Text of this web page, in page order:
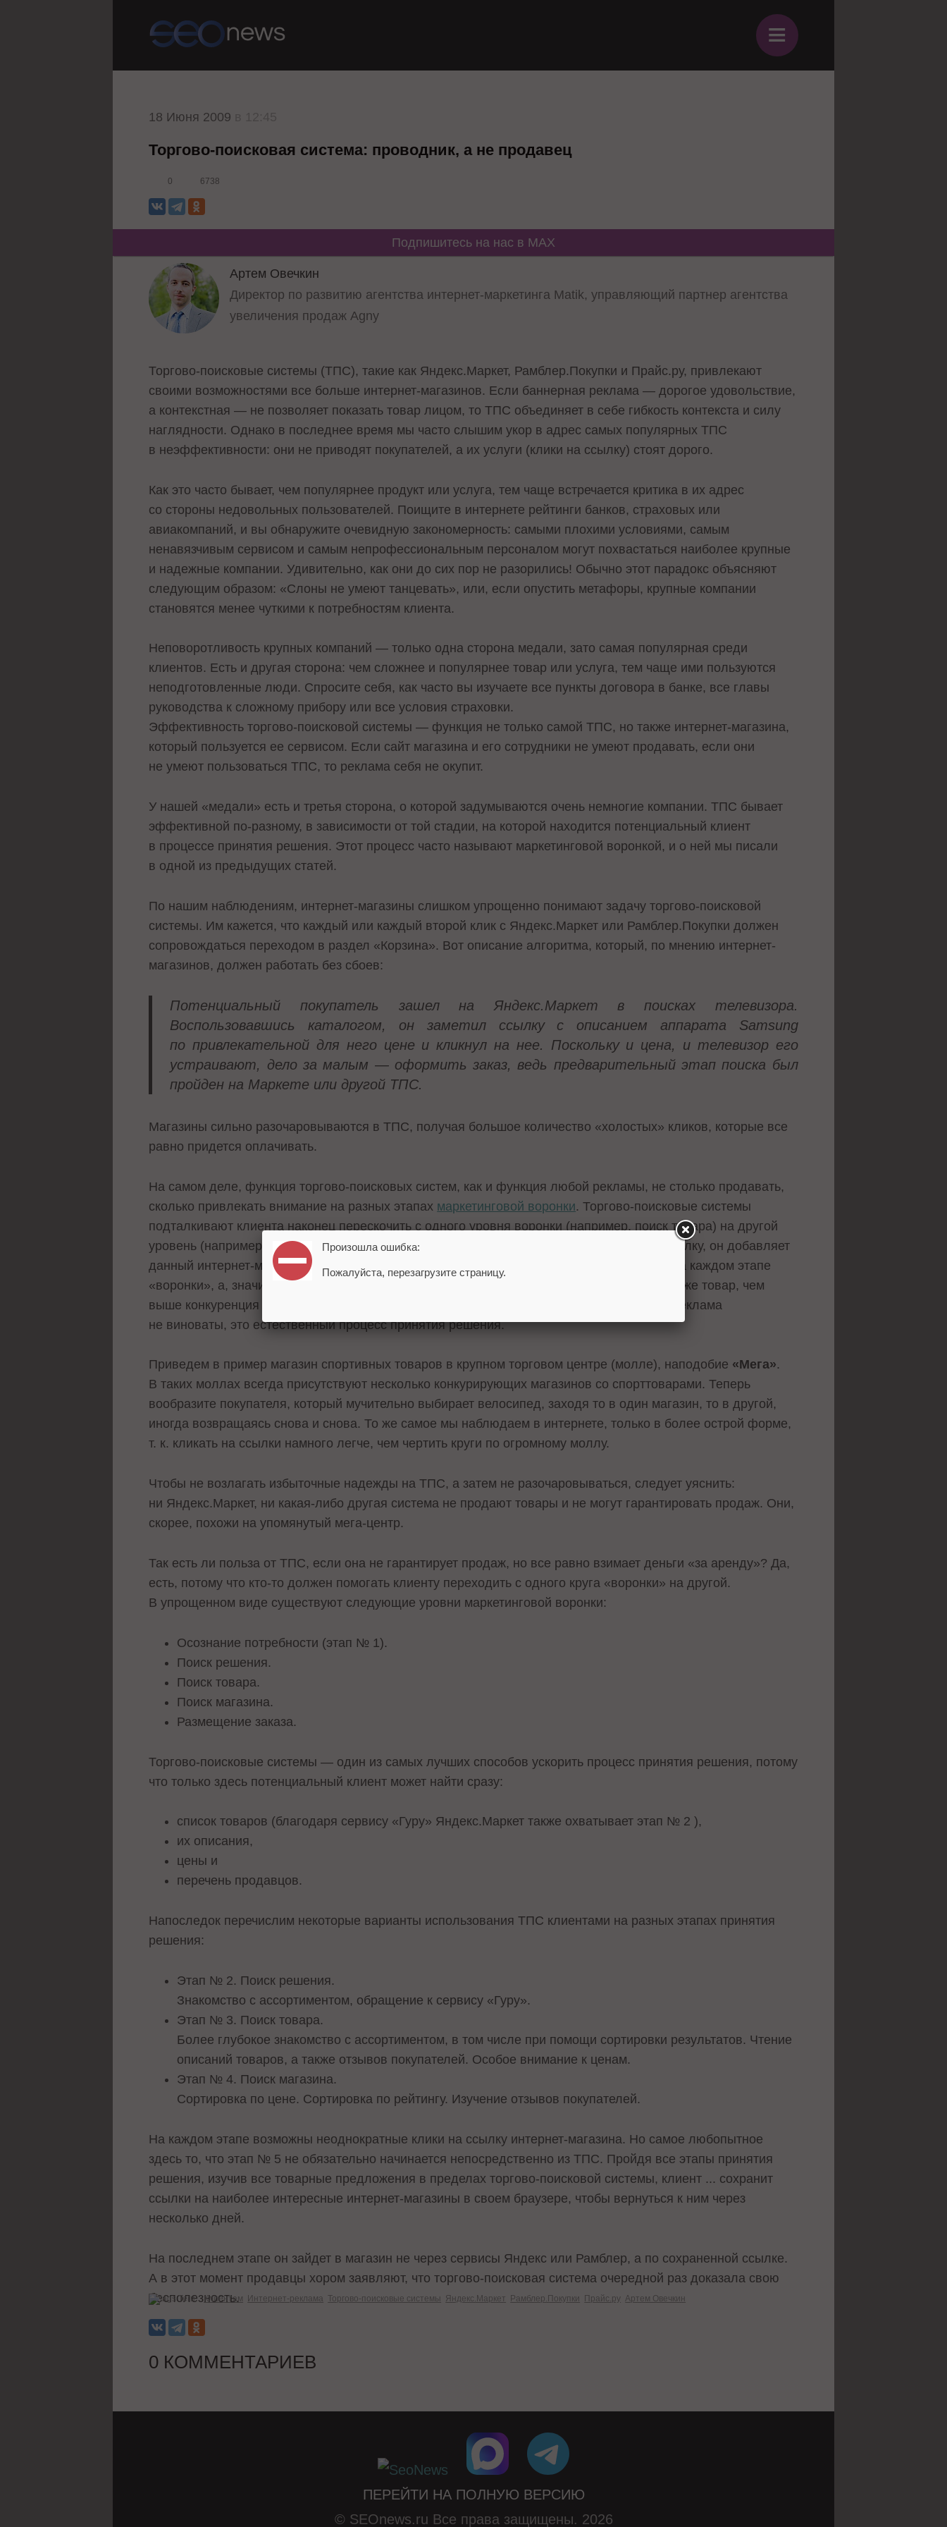
≡
18 Июня 2009
Торгово-поисковая система: проводник, а не продавец
0 6738
Подпишитесь на нас в MAX
Артем Овечкин
Директор по развитию агентства интернет-маркетинга Matik, управляющий партнер агентства
увеличения продаж Agny
Торгово-поисковые системы (ТПС), такие как Яндекс.Маркет, Рамблер.Покупки и Прайс.ру, привлекают
своими возможностями все больше интернет-магазинов. Если баннерная реклама — дорогое удовольствие,
а контекстная — не позволяет показать товар лицом, то ТПС объединяет в себе гибкость контекста и силу
наглядности. Однако в последнее время мы часто слышим укор в адрес самых популярных ТПС
в неэффективности: они не приводят покупателей, а их услуги (клики на ссылку) стоят дорого.
Как это часто бывает, чем популярнее продукт или услуга, тем чаще встречается критика в их адрес
со стороны недовольных пользователей. Поищите в интернете рейтинги банков, страховых или
авиакомпаний, и вы обнаружите очевидную закономерность: самыми плохими условиями, самым
ненавязчивым сервисом и самым непрофессиональным персоналом могут похвастаться наиболее крупные
и надежные компании. Удивительно, как они до сих пор не разорились! Обычно этот парадокс объясняют
следующим образом: «Слоны не умеют танцевать», или, если опустить метафоры, крупные компании
становятся менее чуткими к потребностям клиента.
Неповоротливость крупных компаний — только одна сторона медали, зато самая популярная среди
клиентов. Есть и другая сторона: чем сложнее и популярнее товар или услуга, тем чаще ими пользуются
неподготовленные люди. Спросите себя, как часто вы изучаете все пункты договора в банке, все главы
руководства к сложному прибору или все условия страховки.
Эффективность торгово-поисковой системы — функция не только самой ТПС, но также интернет-магазина,
который пользуется ее сервисом. Если сайт магазина и его сотрудники не умеют продавать, если они
не умеют пользоваться ТПС, то реклама себя не окупит.
У нашей «медали» есть и третья сторона, о которой задумываются очень немногие компании. ТПС бывает
эффективной по-разному, в зависимости от той стадии, на которой находится потенциальный клиент
в процессе принятия решения. Этот процесс часто называют маркетинговой воронкой, и о ней мы писали
в одной из предыдущих статей.
По нашим наблюдениям, интернет-магазины слишком упрощенно понимают задачу торгово-поисковой
системы. Им кажется, что каждый или каждый второй клик с Яндекс.Маркет или Рамблер.Покупки должен
сопровождаться переходом в раздел «Корзина». Вот описание алгоритма, который, по мнению интернет-
магазинов, должен работать без сбоев:
Потенциальный покупатель зашел на Яндекс.Маркет в поисках телевизора.
Воспользовавшись каталогом, он заметил ссылку с описанием аппарата Samsung
по привлекательной для него цене и кликнул на нее. Поскольку и цена, и телевизор его
устраивают, дело за малым — оформить заказ, ведь предварительный этап поиска был
пройден на Маркете или другой ТПС.
Магазины сильно разочаровываются в ТПС, получая большое количество «холостых» кликов, которые все
равно придется оплачивать.
На самом деле, функция торгово-поисковых систем, как и функция любой рекламы, не столько продавать,
сколько привлекать внимание на разных этапах маркетинговой воронки. Торгово-поисковые системы
подталкивают клиента наконец перескочить с одного уровня воронки (например, поиск товара) на другой
уровень (например, поиск продавца). Каждый раз, когда клиент «впустую» кликает на ссылку, он добавляет
данный интернет-магазин в свой список рассмотрения. Этот список может обновляться на каждом этапе
«воронки», а, значит, магазин получит несколько «холостых» кликов. Чем сложнее и дороже товар, чем
выше конкуренция — тем больше будет таких кликов. Контекстная и торгово-поисковая реклама
не виноваты, это естественный процесс принятия решения.
Приведем в пример магазин спортивных товаров в крупном торговом центре (молле), наподобие «Meга».
В таких моллах всегда присутствуют несколько конкурирующих магазинов со спорттоварами. Теперь
вообразите покупателя, который мучительно выбирает велосипед, заходя то в один магазин, то в другой,
иногда возвращаясь снова и снова. То же самое мы наблюдаем в интернете, только в более острой форме,
т. к. кликать на ссылки намного легче, чем чертить круги по огромному моллу.
Чтобы не возлагать избыточные надежды на ТПС, а затем не разочаровываться, следует уяснить:
ни Яндекс.Маркет, ни какая-либо другая система не продают товары и не могут гарантировать продаж. Они,
скорее, похожи на упомянутый мега-центр.
Так есть ли польза от ТПС, если она не гарантирует продаж, но все равно взимает деньги «за аренду»? Да,
есть, потому что кто-то должен помогать клиенту переходить с одного круга «воронки» на другой.
В упрощенном виде существуют следующие уровни маркетинговой воронки:
Осознание потребности (этап № 1).
Поиск решения.
Поиск товара.
Поиск магазина.
Размещение заказа.
Торгово-поисковые системы — один из самых лучших способов ускорить процесс принятия решения, потому
что только здесь потенциальный клиент может найти сразу:
список товаров (благодаря сервису «Гуру» Яндекс.Маркет также охватывает этап № 2 ),
их описания,
цены и
перечень продавцов.
Напоследок перечислим некоторые варианты использования ТПС клиентами на разных этапах принятия
решения:
Этап № 2. Поиск решения.
Знакомство с ассортиментом, обращение к сервису «Гуру».
Этап № 3. Поиск товара.
Более глубокое знакомство с ассортиментом, в том числе при помощи сортировки результатов. Чтение
описаний товаров, а также отзывов покупателей. Особое внимание к ценам.
Этап № 4. Поиск магазина.
Сортировка по цене. Сортировка по рейтингу. Изучение отзывов покупателей.
На каждом этапе возможны неоднократные клики на ссылку интернет-магазина. Но самое любопытное
здесь то, что этап № 5 не обязательно начинается непосредственно из ТПС. Пройдя все этапы принятия
решения, изучив все товарные предложения в пределах торгово-поисковой системы, клиент ... сохранит
ссылки на наиболее интересные интернет-магазины в своем браузере, чтобы вернуться к ним через
несколько дней.
На последнем этапе он зайдет в магазин не через сервисы Яндекс или Рамблер, а по сохраненной ссылке.
А в этот момент продавцы хором заявляют, что торгово-поисковая система очередной раз доказала свою
бесполезность.
Теги: Клиентам Интернет-реклама Торгово-поисковые системы Яндекс.Маркет Рамблер.Покупки Прайс.ру Артем Овечкин
0 КОММЕНТАРИЕВ
ПЕРЕЙТИ НА ПОЛНУЮ ВЕРСИЮ
© SEOnews.ru Все права защищены. 2026
Произошла ошибка:
Пожалуйста, перезагрузите страницу.